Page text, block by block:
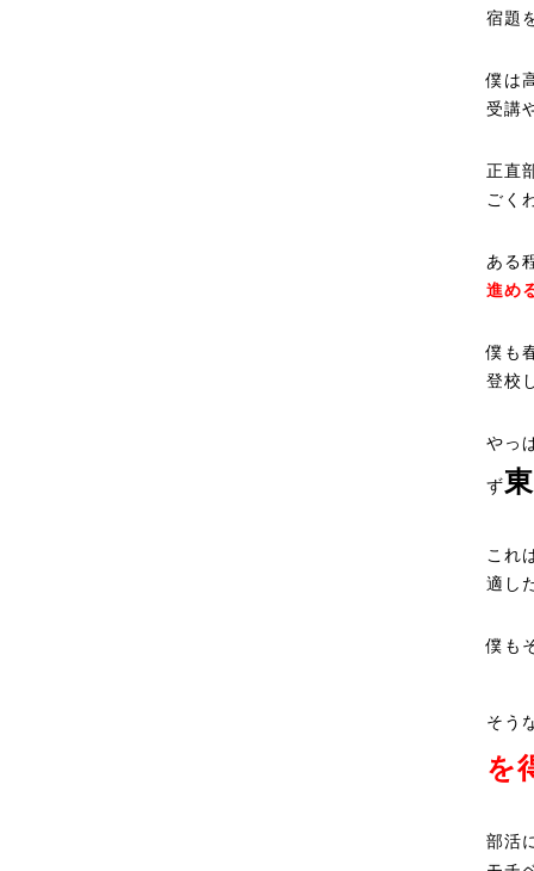
宿題
僕は
受講
正直
ごく
ある
進め
僕も
登校
やっ
ず
これ
適し
僕も
そう
を
部活